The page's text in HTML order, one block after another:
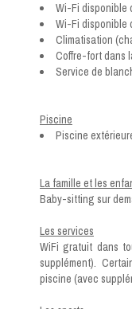
Wi-Fi disponible
Wi-Fi disponible
Climatisation
Coffre-fort dans
Service de
Piscine
Piscine
La famille et les
Baby-sitting sur
Les services
WiFi gratuit dans
supplément).
piscine (avec